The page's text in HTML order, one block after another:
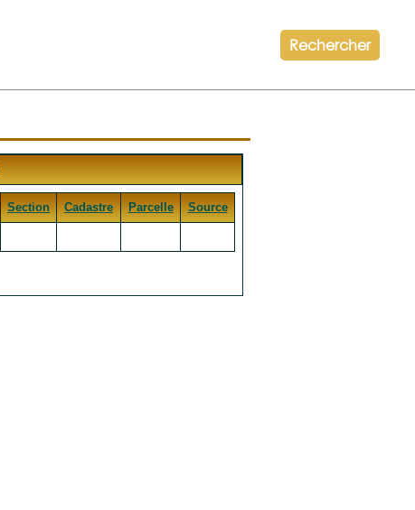
Rechercher
Section Cadastre Parcelle Source